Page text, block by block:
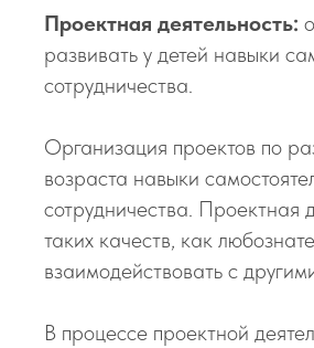
Проектная деятельность:
развивать у детей навыки
сотрудничества.
Организация проектов по
возраста навыки
сотрудничества. Проектная
таких качеств, как
взаимодействовать с
В процессе проектной